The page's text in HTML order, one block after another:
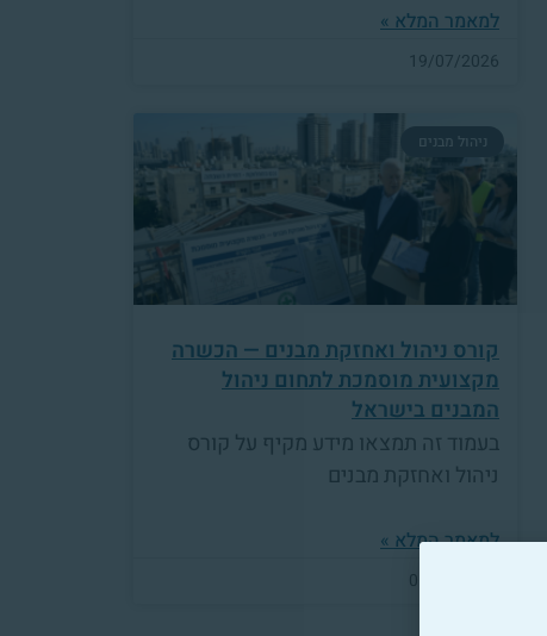
למאמר המלא »
19/07/2026
ניהול מבנים
קורס ניהול ואחזקת מבנים — הכשרה
מקצועית מוסמכת לתחום ניהול
המבנים בישראל
בעמוד זה תמצאו מידע מקיף על קורס
ניהול ואחזקת מבנים
למאמר המלא »
01/12/2025